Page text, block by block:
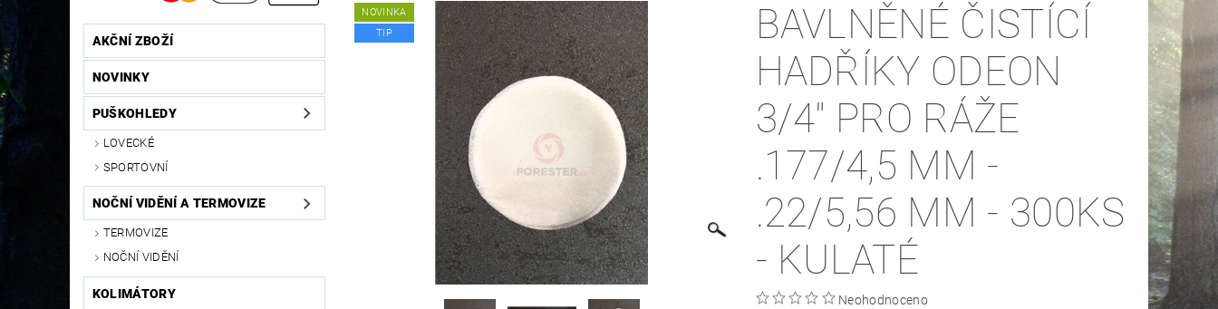
AKČNÍ ZBOŽÍ
NOVINKY
PUŠKOHLEDY
LOVECKÉ
SPORTOVNÍ
NOČNÍ VIDĚNÍ A TERMOVIZE
TERMOVIZE
NOČNÍ VIDĚNÍ
KOLIMÁTORY
NOVINKA
TIP
BAVLNĚNÉ ČISTÍCÍ
HADŘÍKY ODEON
3/4" PRO RÁŽE
.177/4,5 MM -
.22/5,56 MM - 300KS
- KULATÉ
Neohodnoceno